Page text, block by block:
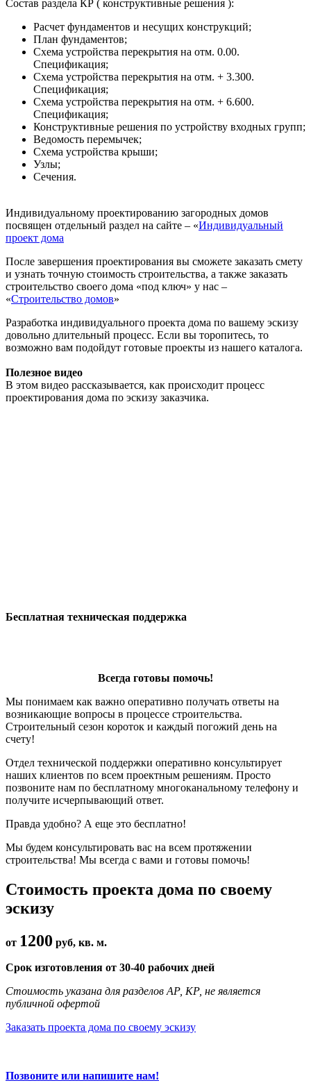
Состав раздела КР ( конструктивные решения ):
Расчет фундаментов и несущих конструкций;
План фундаментов;
Схема устройства перекрытия на отм. 0.00.
Спецификация;
Схема устройства перекрытия на отм. + 3.300.
Спецификация;
Схема устройства перекрытия на отм. + 6.600.
Спецификация;
Конструктивные решения по устройству входных групп;
Ведомость перемычек;
Схема устройства крыши;
Узлы;
Сечения.
Индивидуальному проектированию загородных домов
посвящен отдельный раздел на сайте – «Индивидуальный
проект дома
После завершения проектирования вы сможете заказать смету
и узнать точную стоимость строительства, а также заказать
строительство своего дома «под ключ» у нас –
«Строительство домов»
Разработка индивидуального проекта дома по вашему эскизу
довольно длительный процесс. Если вы торопитесь, то
возможно вам подойдут готовые проекты из нашего каталога.
Полезное видео
В этом видео рассказывается, как происходит процесс
проектирования дома по эскизу заказчика.
Бесплатная техническая поддержка
Всегда готовы помочь!
Мы понимаем как важно оперативно получать ответы на
возникающие вопросы в процессе строительства.
Строительный сезон короток и каждый погожий день на
счету!
Отдел технической поддержки оперативно консультирует
наших клиентов по всем проектным решениям. Просто
позвоните нам по бесплатному многоканальному телефону и
получите исчерпывающий ответ.
Правда удобно? А еще это бесплатно!
Мы будем консультировать вас на всем протяжении
строительства! Мы всегда с вами и готовы помочь!
Стоимость проекта дома по своему
эскизу
от 1200 руб, кв. м.
Срок изготовления от 30-40 рабочих дней
Стоимость указана для разделов АР, КР, не является
публичной офертой
Заказать проекта дома по своему эскизу
Позвоните или напишите нам!